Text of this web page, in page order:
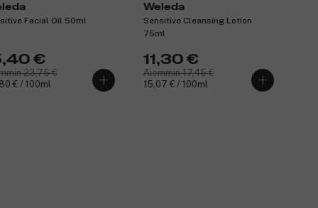
Facial Oil 50ml
€
23,75 €
€ / 100ml
Weleda
Sensitive Cleansing Lotion
75ml
11,30 €
Aiemmin 17,45 €
15,07 € / 100ml